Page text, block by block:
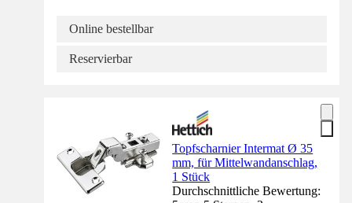
Online bestellbar
Reservierbar
Topfscharnier Intermat Ø 35
mm, für Mittelwandanschlag,
1 Stück
Durchschnittliche Bewertung: